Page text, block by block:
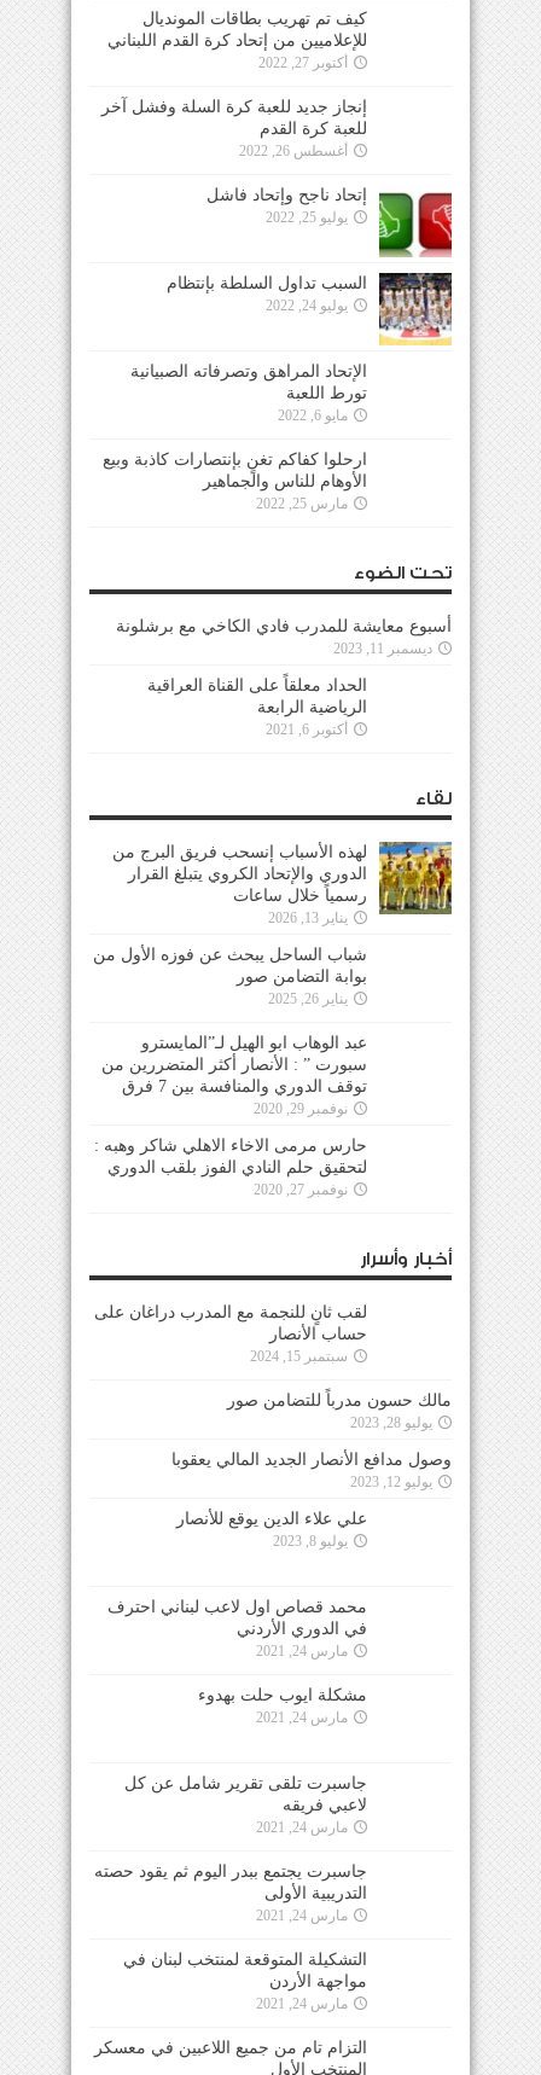
كيف تم تهريب بطاقات المونديال
للإعلاميين من إتحاد كرة القدم اللبناني
أكتوبر 27, 2022
إنجاز جديد للعبة كرة السلة وفشل آخر
للعبة كرة القدم
أغسطس 26, 2022
إتحاد ناجح وإتحاد فاشل
يوليو 25, 2022
السبب تداول السلطة بإنتظام
يوليو 24, 2022
الإتحاد المراهق وتصرفاته الصبيانية
تورط اللعبة
مايو 6, 2022
ارحلوا كفاكم تغنٍ بإنتصارات كاذبة وبيع
الأوهام للناس والجماهير
مارس 25, 2022
تحت الضوء
أسبوع معايشة للمدرب فادي الكاخي مع برشلونة
ديسمبر 11, 2023
الحداد معلقاً على القناة العراقية
الرياضية الرابعة
أكتوبر 6, 2021
لقاء
لهذه الأسباب إنسحب فريق البرج من
الدوري والإتحاد الكروي يتبلغ القرار
رسمياً خلال ساعات
يناير 13, 2026
شباب الساحل يبحث عن فوزه الأول من
بوابة التضامن صور
يناير 26, 2025
عبد الوهاب ابو الهيل لـ”المايسترو
سبورت ” : الأنصار أكثر المتضررين من
توقف الدوري والمنافسة بين 7 فرق
نوفمبر 29, 2020
حارس مرمى الاخاء الاهلي شاكر وهبه :
لتحقيق حلم النادي الفوز بلقب الدوري
نوفمبر 27, 2020
أخبار وأسرار
لقب ثانٍ للنجمة مع المدرب دراغان على
حساب الأنصار
سبتمبر 15, 2024
مالك حسون مدرباً للتضامن صور
يوليو 28, 2023
وصول مدافع الأنصار الجديد المالي يعقوبا
يوليو 12, 2023
علي علاء الدين يوقع للأنصار
يوليو 8, 2023
محمد قصاص اول لاعب لبناني احترف
في الدوري الأردني
مارس 24, 2021
مشكلة ايوب حلت بهدوء
مارس 24, 2021
جاسبرت تلقى تقرير شامل عن كل
لاعبي فريقه
مارس 24, 2021
جاسبرت يجتمع ببدر اليوم ثم يقود حصته
التدريبية الأولى
مارس 24, 2021
التشكيلة المتوقعة لمنتخب لبنان في
مواجهة الأردن
مارس 24, 2021
التزام تام من جميع اللاعبين في معسكر
المنتخب الأول